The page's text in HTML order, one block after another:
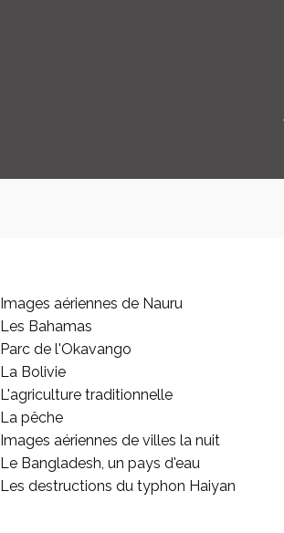
Images aériennes de Nauru
Les Bahamas
Parc de l'Okavango
La Bolivie
L'agriculture traditionnelle
La pêche
Images aériennes de villes la nuit
Le Bangladesh, un pays d'eau
Les destructions du typhon Haiyan